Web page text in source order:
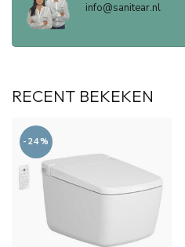
info@sanitear.nl
RECENT BEKEKEN
-24%